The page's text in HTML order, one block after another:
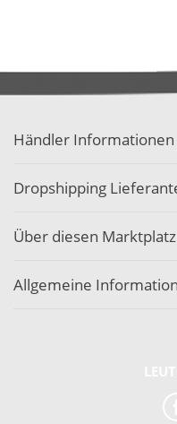
Händler Informationen
Dropshipping
Über diesen Marktplatz
Allgemeine Information